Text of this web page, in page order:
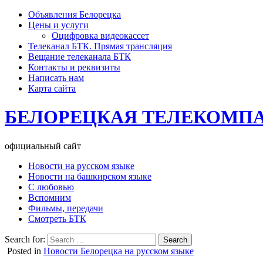
Объявления Белорецка
Цены и услуги
Оцифровка видеокассет
Телеканал БТК. Прямая трансляция
Вещание телеканала БТК
Контакты и реквизиты
Написать нам
Карта сайта
БЕЛОРЕЦКАЯ
официальный сайт
Новости на русском языке
Новости на башкирском языке
С любовью
Вспомним
Фильмы, передачи
Смотреть БТК
Search for:
Posted in Новости Белорецка на русском языке